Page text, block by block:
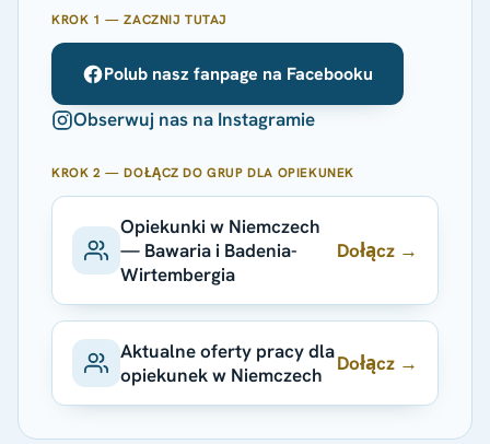
KROK 1 — ZACZNIJ TUTAJ
Polub nasz fanpage na Facebooku
Obserwuj nas na Instagramie
KROK 2 — DOŁĄCZ DO GRUP DLA OPIEKUNEK
Opiekunki w Niemczech
— Bawaria i Badenia-
Wirtembergia
Dołącz →
Aktualne oferty pracy dla
opiekunek w Niemczech
Dołącz →